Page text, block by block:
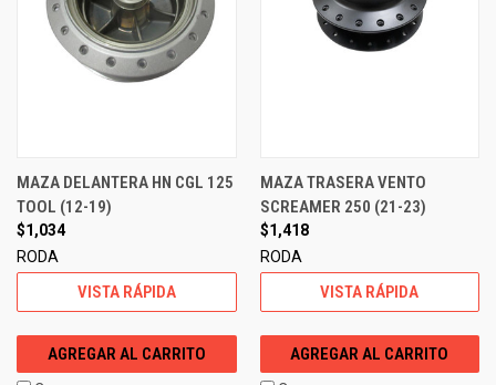
MAZA DELANTERA HN CGL 125
TOOL (12-19)
$1,034
RODA
VISTA RÁPIDA
AGREGAR AL CARRITO
MAZA TRASERA VENTO
SCREAMER 250 (21-23)
$1,418
RODA
VISTA RÁPIDA
AGREGAR AL CARRITO